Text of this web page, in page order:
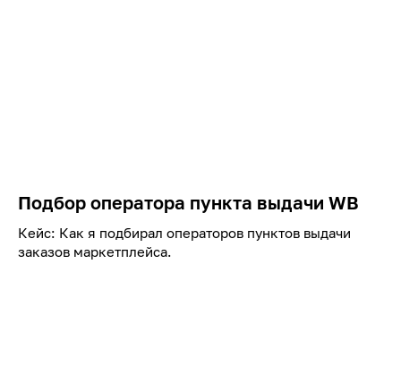
Подбор оператора пункта выдачи WB
Кейс: Как я подбирал операторов пунктов выдачи
заказов маркетплейса.